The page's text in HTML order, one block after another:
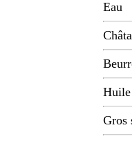
Eau
Gros